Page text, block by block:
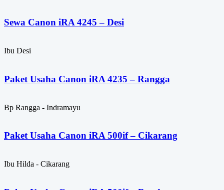
Sewa Canon iRA 4245 – Desi
Ibu Desi
Paket Usaha Canon iRA 4235 – Rangga
Bp Rangga - Indramayu
Paket Usaha Canon iRA 500if – Cikarang
Ibu Hilda - Cikarang